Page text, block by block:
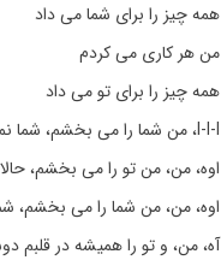
همه چیز را برای شما می داد
من هر کاری می کردم
همه چیز را برای تو می داد
I-I-I، من شما را می بخشم، شما نمی دانید چه کرده اید
اوه، من، من تو را می بخشم،
اوه، من، من شما را می بخشم،
آه، من، و تو را همیشه در قلبم